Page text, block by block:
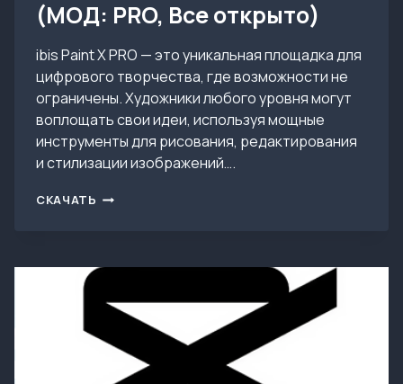
(МОД: PRO, Все открыто)
ibis Paint X PRO — это уникальная площадка для
цифрового творчества, где возможности не
ограничены. Художники любого уровня могут
воплощать свои идеи, используя мощные
инструменты для рисования, редактирования
и стилизации изображений….
СКАЧАТЬ ВЗЛОМ
V14.0.2
PRO,
ВСЕ
ОТКРЫТО)